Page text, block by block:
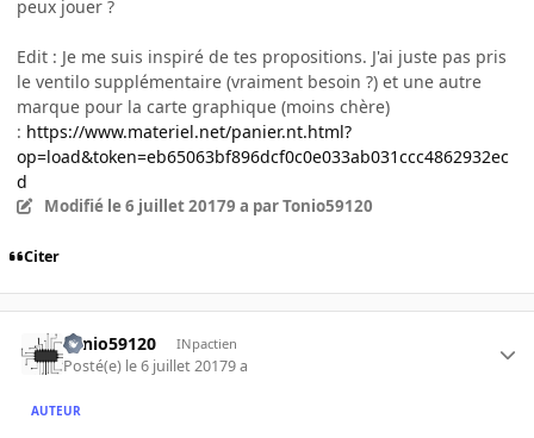
peux jouer ?
Edit : Je me suis inspiré de tes propositions. J'ai juste pas pris
le ventilo supplémentaire (vraiment besoin ?) et une autre
marque pour la carte graphique (moins chère)
: https://www.materiel.net/panier.nt.html?
op=load&token=eb65063bf896dcf0c0e033ab031ccc4862932ec
d
Modifié le 6 juillet 20179 a par Tonio59120
Citer
Tonio59120 INpactien
Posté(e) le 6 juillet 20179 a
AUTEUR